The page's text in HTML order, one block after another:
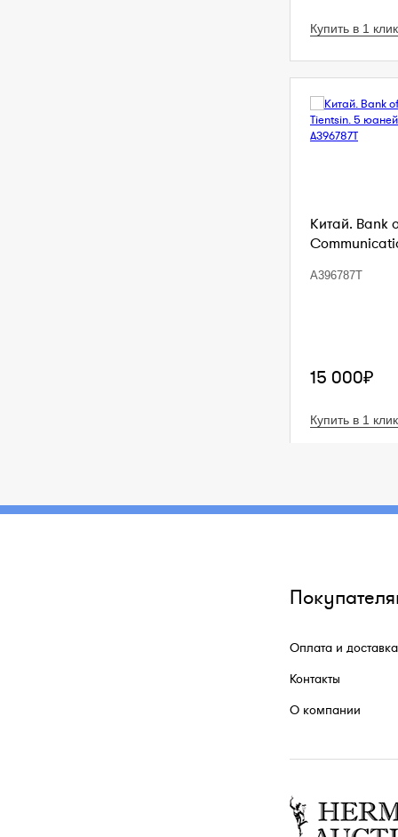
Купить в 1 клик
Китай. Bank
A396787T
15 000₽
Купить в 1 клик
Оплата и доставка
Контакты
О компании